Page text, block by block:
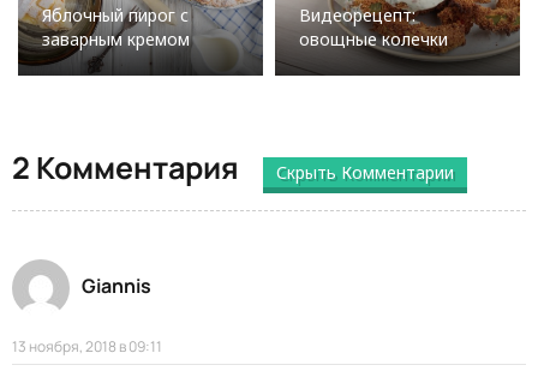
Яблочный пирог с
заварным кремом
Видеорецепт:
овощные колечки
2 Комментария Скрыть Комментарии
Giannis
13 ноября, 2018 в 09:11